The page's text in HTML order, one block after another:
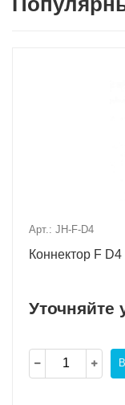
Арт.: JH-F-D4
Коннектор F
Уточняйте